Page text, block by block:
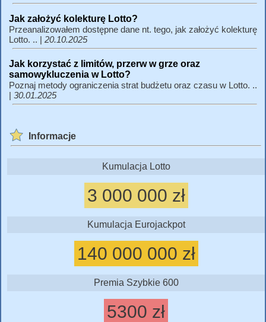
Jak założyć kolekturę Lotto?
Przeanalizowałem dostępne dane nt. tego, jak założyć kolekturę
Lotto. .. | 20.10.2025
Jak korzystać z limitów, przerw w grze oraz
samowykluczenia w Lotto?
Poznaj metody ograniczenia strat budżetu oraz czasu w Lotto. ..
| 30.01.2025
Informacje
Kumulacja Lotto
3 000 000 zł
Kumulacja Eurojackpot
140 000 000 zł
Premia Szybkie 600
5300 zł